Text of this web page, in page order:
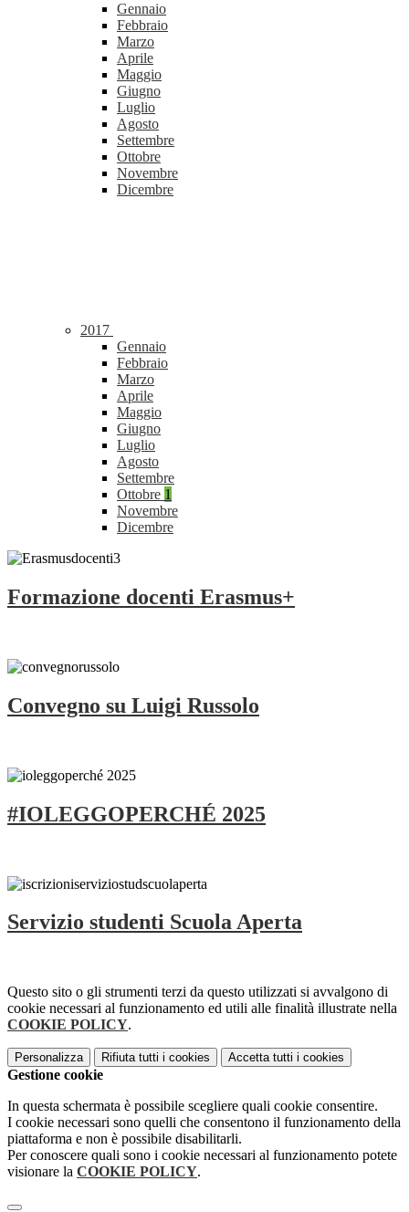
Gennaio
Febbraio
Marzo
Aprile
Maggio
Giugno
Luglio
Agosto
Settembre
Ottobre
Novembre
Dicembre
2017
Gennaio
Febbraio
Marzo
Aprile
Maggio
Giugno
Luglio
Agosto
Settembre
Ottobre 1
Novembre
Dicembre
Formazione docenti Erasmus+
Convegno su Luigi Russolo
#IOLEGGOPERCHÉ 2025
Servizio studenti Scuola Aperta
Questo sito o gli strumenti terzi da questo utilizzati si avvalgono di
cookie necessari al funzionamento ed utili alle finalità illustrate nella
COOKIE POLICY.
Personalizza Rifiuta tutti i cookies Accetta tutti i cookies
Gestione cookie
In questa schermata è possibile scegliere quali cookie consentire.
I cookie necessari sono quelli che consentono il funzionamento della
piattaforma e non è possibile disabilitarli.
Per conoscere quali sono i cookie necessari al funzionamento potete
visionare la COOKIE POLICY.